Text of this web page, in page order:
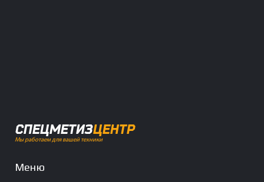
СПЕЦМЕТИЗЦЕНТР
Мы работаем для вашей техники
Меню